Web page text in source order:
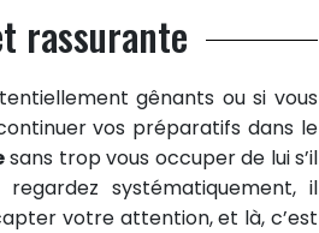
rassurante
gênants ou si vous
vos préparatifs dans le
sans trop vous occuper de lui s’il
systématiquement, il
votre attention, et là, c’est